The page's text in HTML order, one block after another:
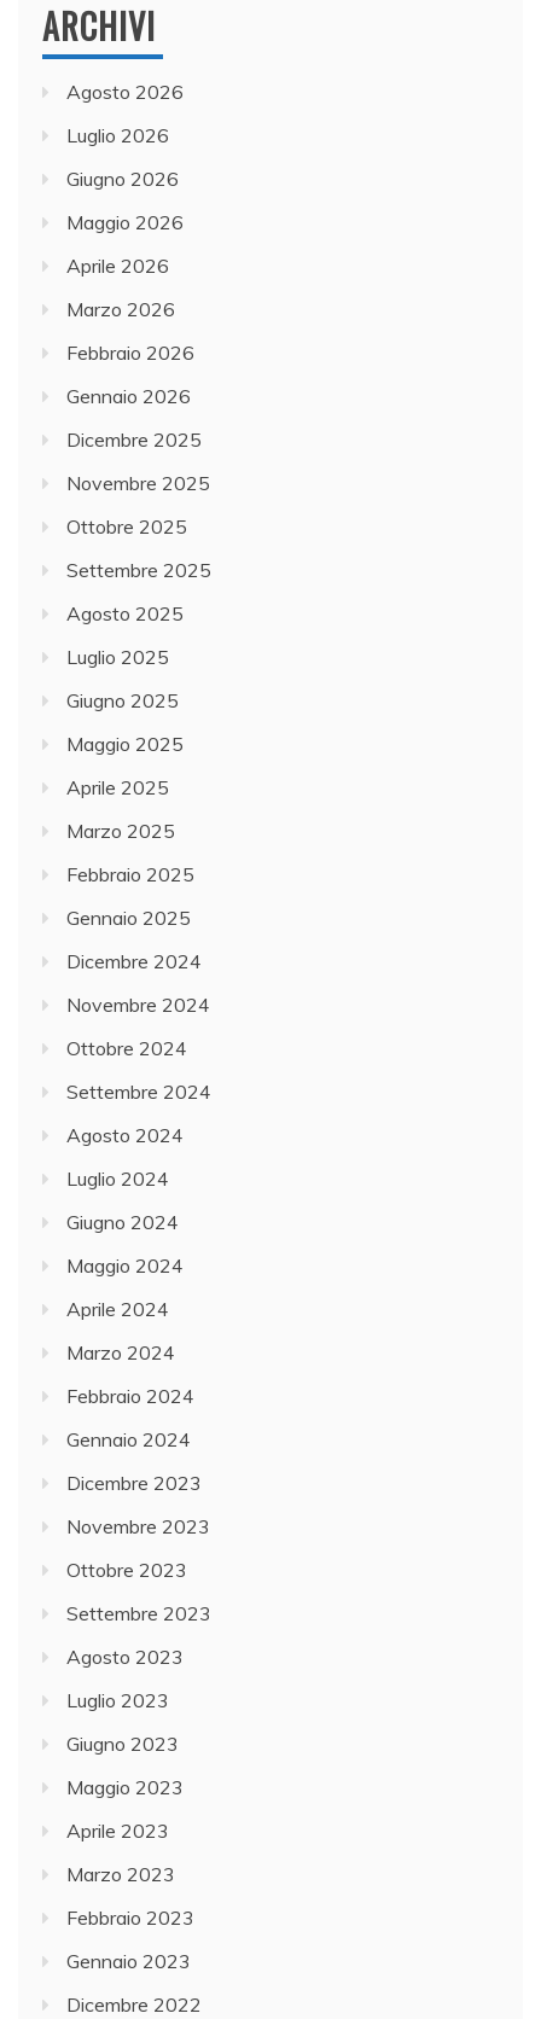
ARCHIVI
Agosto 2026
Luglio 2026
Giugno 2026
Maggio 2026
Aprile 2026
Marzo 2026
Febbraio 2026
Gennaio 2026
Dicembre 2025
Novembre 2025
Ottobre 2025
Settembre 2025
Agosto 2025
Luglio 2025
Giugno 2025
Maggio 2025
Aprile 2025
Marzo 2025
Febbraio 2025
Gennaio 2025
Dicembre 2024
Novembre 2024
Ottobre 2024
Settembre 2024
Agosto 2024
Luglio 2024
Giugno 2024
Maggio 2024
Aprile 2024
Marzo 2024
Febbraio 2024
Gennaio 2024
Dicembre 2023
Novembre 2023
Ottobre 2023
Settembre 2023
Agosto 2023
Luglio 2023
Giugno 2023
Maggio 2023
Aprile 2023
Marzo 2023
Febbraio 2023
Gennaio 2023
Dicembre 2022